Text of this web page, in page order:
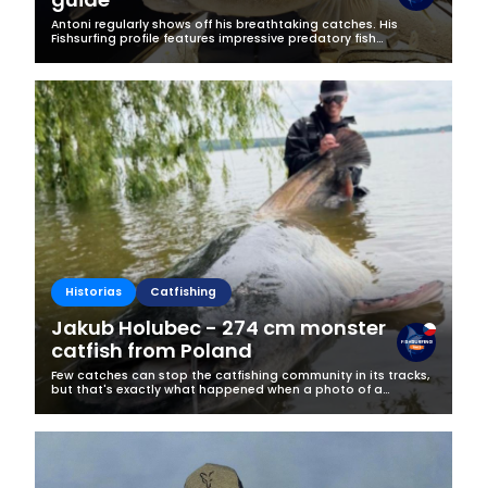
Antoni regularly shows off his breathtaking catches. His
Fishsurfing profile features impressive predatory fish
specimens, and his greatest passion has also become his
profession. We decided to...
Historias Catfishing
Jakub Holubec - 274 cm monster
catfish from Poland
Few catches can stop the catfishing community in its tracks,
but that's exactly what happened when a photo of a
gigantic 274 cm catfish appeared on Jakub Holubec's
Fishsurfing profile.Caught at...